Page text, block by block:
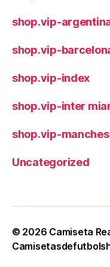
shop.vip-
shop.vip-
shop.vip-index
shop.vip-inter
shop.vip-
Uncategorized
© 2026 Camiseta